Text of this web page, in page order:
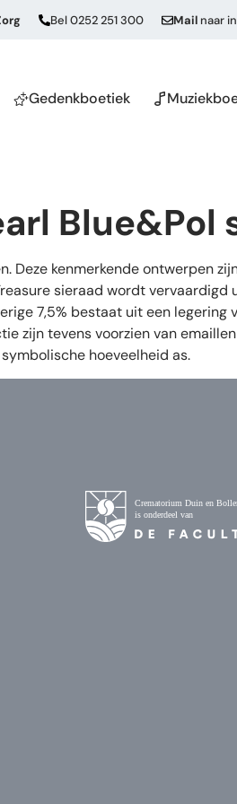
Bel 0252 251 300 Mail naar
Gedenkboetiek
Blue&Pol
Deze kenmerkende ontwerpen
sieraad wordt vervaardigd
7,5% bestaat uit een legering
zijn tevens voorzien van
hoeveelheid as.